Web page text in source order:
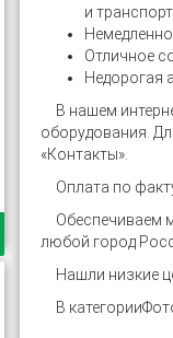
и
Отличное
Недорогая
В нашем
оборудования.
«Контакты».
Оплата по
Обеспечиваем
любой город
Нашли низкие
В категории